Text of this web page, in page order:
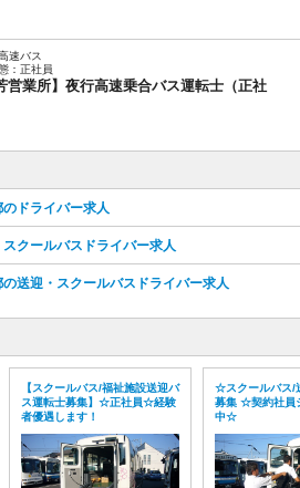
速バス
：正社員
営業所】夜行高速乗合バス運転士（正社
のドライバー求人
スクールバスドライバー求人
の送迎・スクールバスドライバー求人
【スクールバス/福祉施設送迎バ
ス運転士募集】☆正社員☆経験
者優遇します！
☆スクールバス/
募集 ☆契約社員
中☆